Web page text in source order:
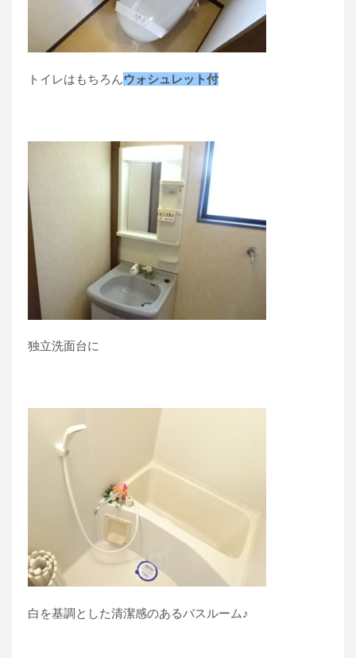
トイレはもちろんウォシュレット付
独立洗面台に
白を基調とした清潔感のあるバスルーム♪